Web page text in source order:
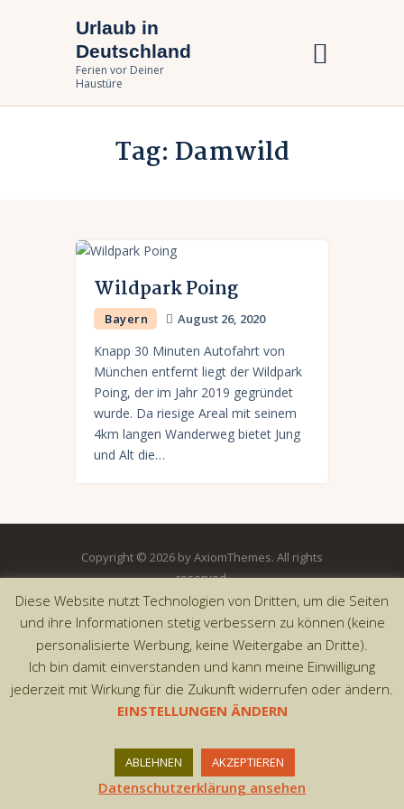
Urlaub in
Deutschland
Ferien vor Deiner
Haustüre
Tag: Damwild
Urlaub in Deutschland
Ferien vor Deiner Haustüre
Urlaub zuhause
Bundesländer
Wildpark Poing
Bayern August 26, 2020
Knapp 30 Minuten Autofahrt von
München entfernt liegt der Wildpark
Poing, der im Jahr 2019 gegründet
wurde. Da riesige Areal mit seinem
4km langen Wanderweg bietet Jung
und Alt die…
Copyright © 2026 by AxiomThemes. All rights
reserved.
Diese Website nutzt Technologien von Dritten, um die Seiten
und ihre Informationen stetig verbessern zu können (keine
personalisierte Werbung, keine Weitergabe an Dritte).
Ich bin damit einverstanden und kann meine Einwilligung
jederzeit mit Wirkung für die Zukunft widerrufen oder ändern.
EINSTELLUNGEN ÄNDERN
ABLEHNEN AKZEPTIEREN
Datenschutzerklärung ansehen